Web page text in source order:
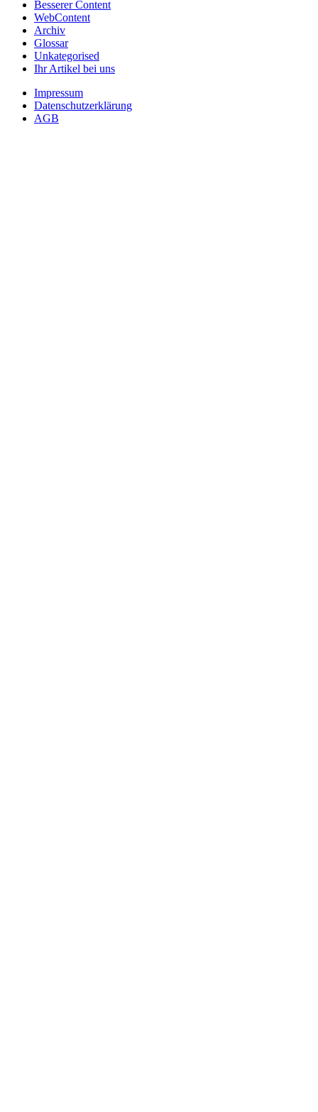
Besserer Content
WebContent
Archiv
Glossar
Unkategorised
Ihr Artikel bei uns
Impressum
Datenschutzerklärung
AGB